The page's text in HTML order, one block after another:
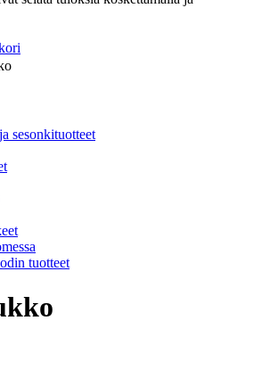
sesonkituotteet
tuotteet